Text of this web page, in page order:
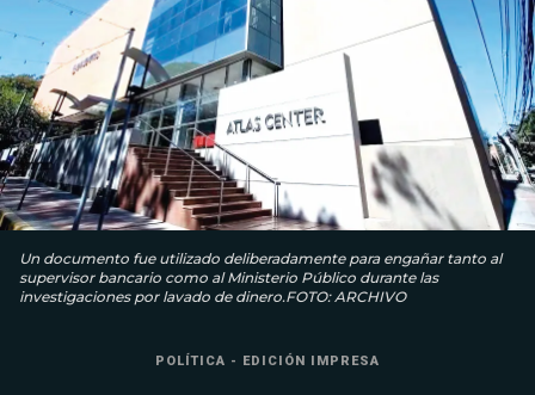
Un documento fue utilizado deliberadamente para engañar tanto al
supervisor bancario como al Ministerio Público durante las
investigaciones por lavado de dinero.FOTO: ARCHIVO
POLÍTICA - EDICIÓN IMPRESA